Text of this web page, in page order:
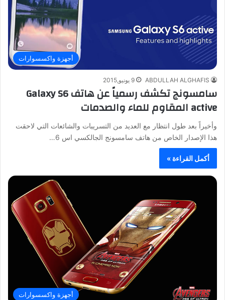
أجهزة واكسسوارات
ABDULLAH ALGHAFIS 9 يونيو,2015
سامسونج تكشف رسمياً عن هاتف Galaxy S6
active المقاوم للماء والصدمات
وأخيراً بعد طول انتظار مع العديد من التسريبات والشائعات التي لاحقت
هذا الإصدار الخاص من هاتف سامسونج الجالكسي اس 6…
أكمل القراءة »
أجهزة واكسسوارات